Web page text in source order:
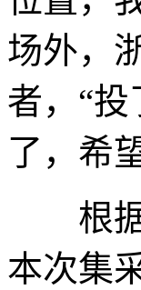
场外，
者，“
了，希
根据
本次集